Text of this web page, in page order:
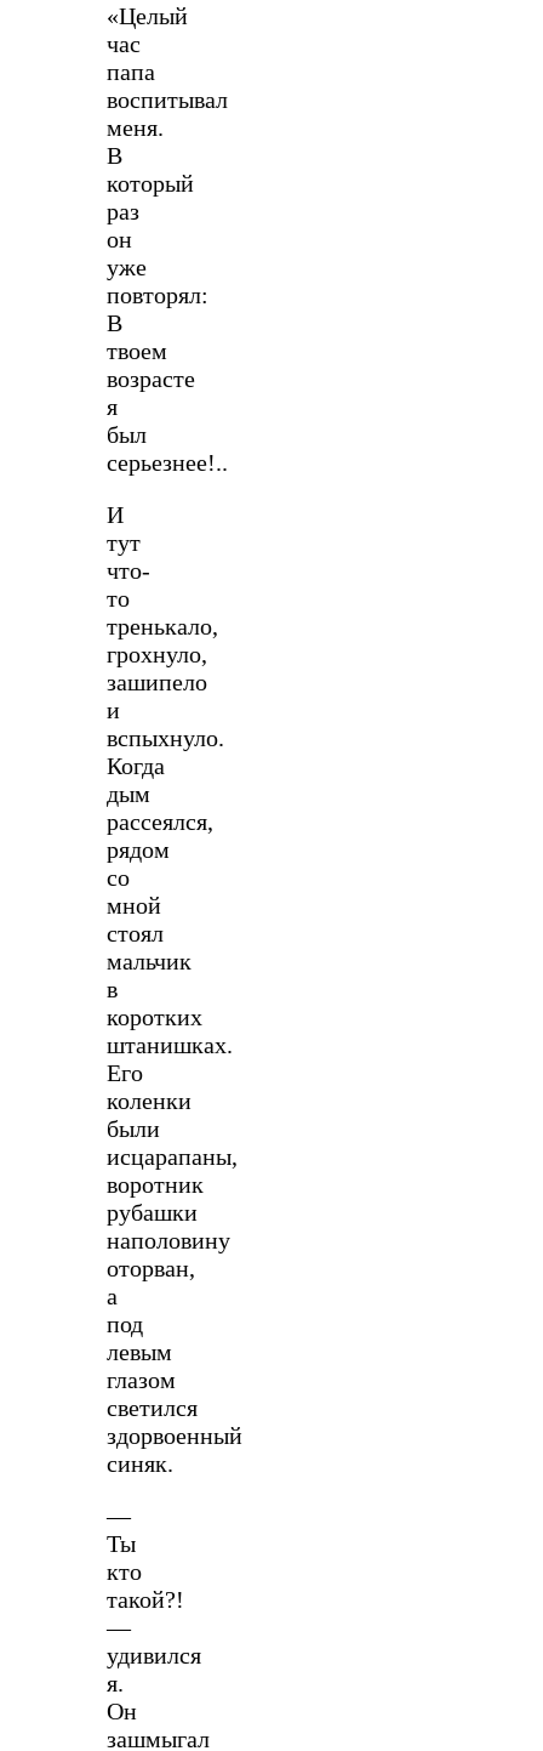
«Целый
час
папа
воспитывал
меня.
В
который
раз
он
уже
повторял:
В
твоем
возрасте
я
был
серьезнее!..
И
тут
что-
то
тренькало,
грохнуло,
зашипело
и
вспыхнуло.
Когда
дым
рассеялся,
рядом
со
мной
стоял
мальчик
в
коротких
штанишках.
Его
коленки
были
исцарапаны,
воротник
рубашки
наполовину
оторван,
а
под
левым
глазом
светился
здорвоенный
синяк.
—
Ты
кто
такой?!
—
удивился
я.
Он
зашмыгал